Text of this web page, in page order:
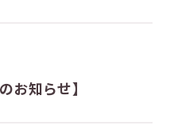
お知らせ】